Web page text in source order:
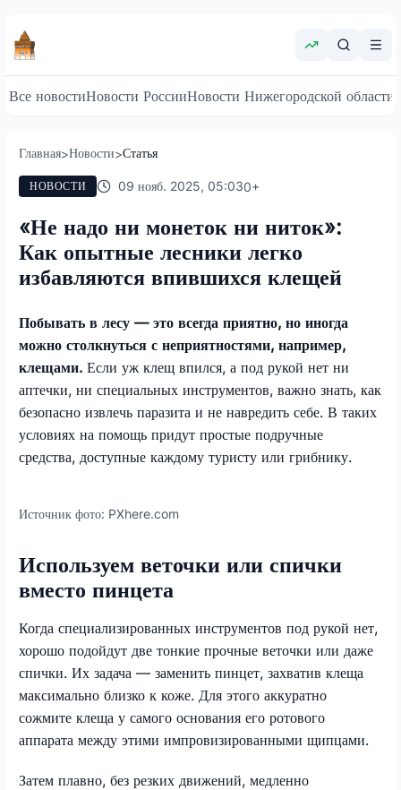
Все новостиНовости РоссииНовости Нижегородской области
Главная>Новости>Статья
НОВОСТИ 09 нояб. 2025, 05:030+
«Не надо ни монеток ни ниток»:
Как опытные лесники легко
избавляются впившихся клещей
Побывать в лесу — это всегда приятно, но иногда
можно столкнуться с неприятностями, например,
клещами. Если уж клещ впился, а под рукой нет ни
аптечки, ни специальных инструментов, важно знать, как
безопасно извлечь паразита и не навредить себе. В таких
условиях на помощь придут простые подручные
средства, доступные каждому туристу или грибнику.
Источник фото: PXhere.com
Используем веточки или спички
вместо пинцета
Когда специализированных инструментов под рукой нет,
хорошо подойдут две тонкие прочные веточки или даже
спички. Их задача — заменить пинцет, захватив клеща
максимально близко к коже. Для этого аккуратно
сожмите клеща у самого основания его ротового
аппарата между этими импровизированными щипцами.
Затем плавно, без резких движений, медленно